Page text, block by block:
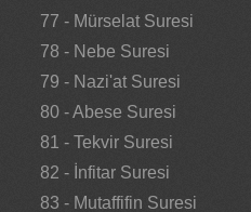
77 - Mürselat Suresi
78 - Nebe Suresi
79 - Nazi'at Suresi
80 - Abese Suresi
81 - Tekvir Suresi
82 - İnfitar Suresi
83 - Mutaffifin Suresi